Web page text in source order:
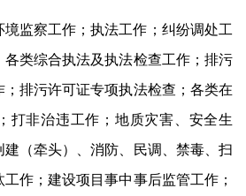
监察工作；执法工作；纠纷调处工
类综合执法及执法检查工作；排污
排污许可证专项执法检查；各类在
打非治违工作；地质灾害、安全生
（牵头）、消防、民调、禁毒、扫
作；建设项目事中事后监管工作；